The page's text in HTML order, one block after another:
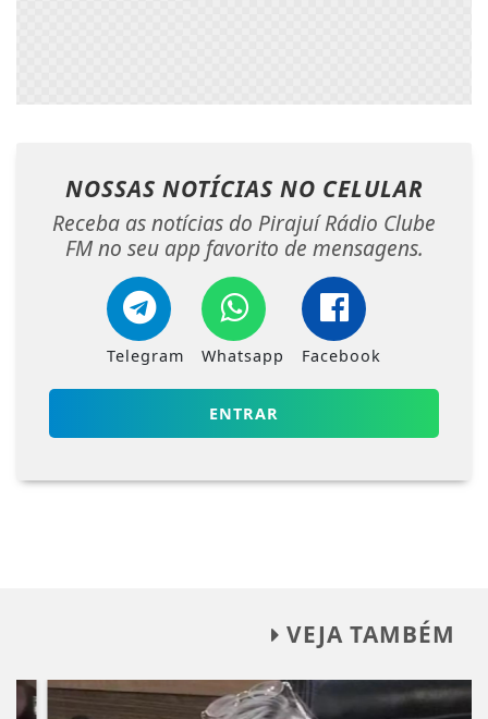
NOSSAS NOTÍCIAS NO CELULAR
Receba as notícias do Pirajuí Rádio Clube
FM no seu app favorito de mensagens.
Telegram Whatsapp Facebook
ENTRAR
VEJA TAMBÉM